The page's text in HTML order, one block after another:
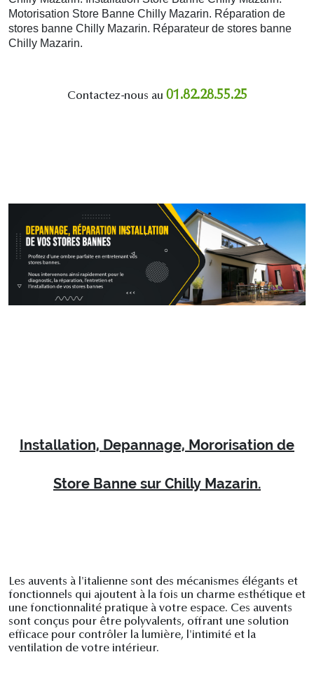
Motorisation Store Banne Chilly Mazarin. Réparation de
stores banne Chilly Mazarin. Réparateur de stores banne
Chilly Mazarin.
Contactez-nous au 01.82.28.55.25
Installation, Depannage, Mororisation de
Store Banne sur Chilly Mazarin.
Les auvents à l'italienne sont des mécanismes élégants et
fonctionnels qui ajoutent à la fois un charme esthétique et
une fonctionnalité pratique à votre espace. Ces auvents
sont conçus pour être polyvalents, offrant une solution
efficace pour contrôler la lumière, l'intimité et la
ventilation de votre intérieur.